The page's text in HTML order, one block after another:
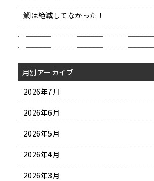
鯛は絶滅してなかった！
月別アーカイブ
2026年7月
2026年6月
2026年5月
2026年4月
2026年3月